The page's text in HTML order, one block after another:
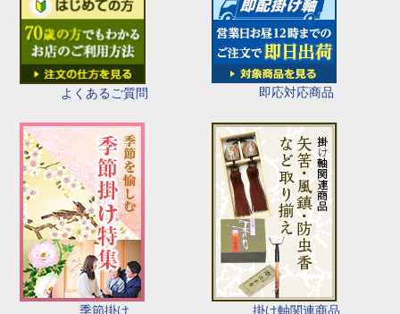
よくあるご質問 即応対応商品
季節掛け 掛け軸関連商品